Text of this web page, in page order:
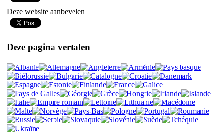
Deze website aanbevelen
Deze pagina vertalen